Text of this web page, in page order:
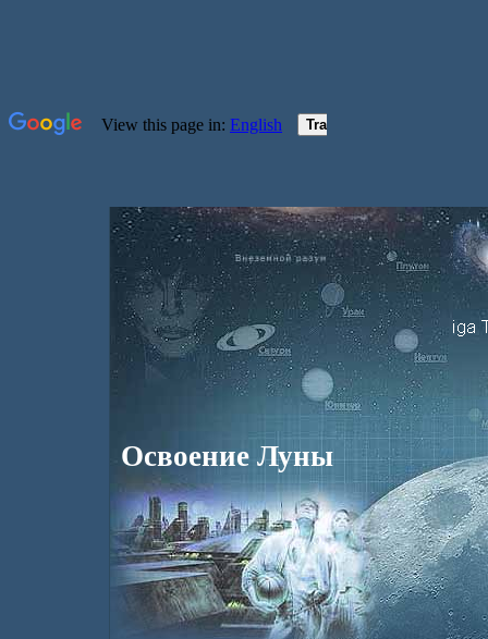
Освоение Луны